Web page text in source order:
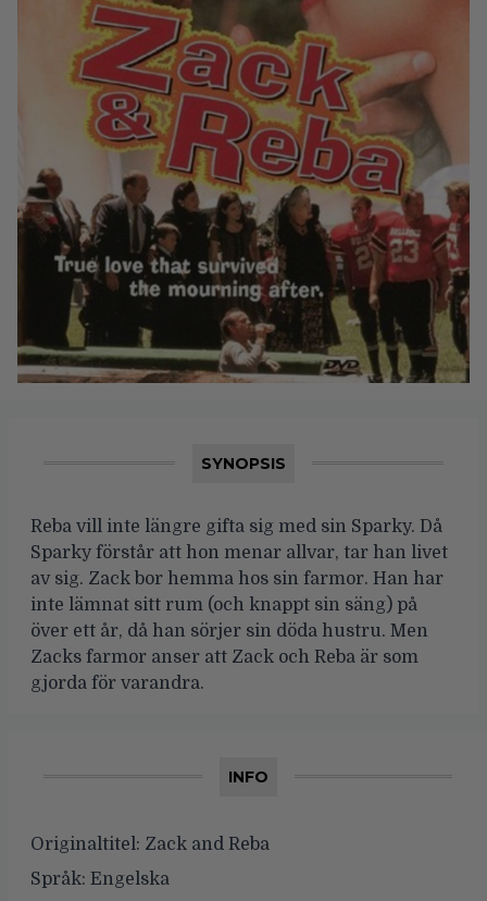
SYNOPSIS
Reba vill inte längre gifta sig med sin Sparky. Då
Sparky förstår att hon menar allvar, tar han livet
av sig. Zack bor hemma hos sin farmor. Han har
inte lämnat sitt rum (och knappt sin säng) på
över ett år, då han sörjer sin döda hustru. Men
Zacks farmor anser att Zack och Reba är som
gjorda för varandra.
INFO
Originaltitel: Zack and Reba
Språk: Engelska